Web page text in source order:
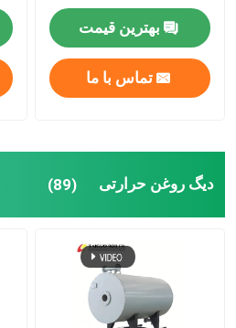
بهترین قیمت
تماس با ما
دیگ روغن حرارتی (89)